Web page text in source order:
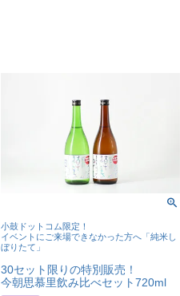
小鼓ドットコム限定！
イベントにご来場できなかった方へ「純米し
ぼりたて」
30セット限りの特別販売！
今朝思慕里飲み比べセット720ml